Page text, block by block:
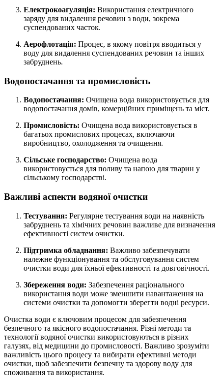
Електрокоагуляція: Використання електричного
заряду для видалення речовин з води, зокрема
суспендованих часток.
Аерофлотація: Процес, в якому повітря вводиться у
воду для видалення суспендованих речовин та інших
забруднень.
Водопостачання та промисловість
Водопостачання: Очищена вода використовується для
водопостачання домів, комерційних приміщень та міст.
Промисловість: Очищена вода використовується в
багатьох промислових процесах, включаючи
виробництво, охолодження та очищення.
Сільське господарство: Очищена вода
використовується для поливу та напою для тварин у
сільському господарстві.
Важливі аспекти водяної очистки
Тестування: Регулярне тестування води на наявність
забруднень та хімічних речовин важливе для визначення
ефективності систем очистки.
Підтримка обладнання: Важливо забезпечувати
належне функціонування та обслуговування систем
очистки води для їхньої ефективності та довговічності.
Збереження води: Забезпечення раціонального
використання води може зменшити навантаження на
системи очистки та допомогти зберегти водні ресурси.
Очистка води є ключовим процесом для забезпечення
безпечного та якісного водопостачання. Різні методи та
технології водяної очистки використовуються в різних
галузях, від медицини до промисловості. Важливо зрозуміти
важливість цього процесу та вибирати ефективні методи
очистки, щоб забезпечити безпечну та здорову воду для
споживання та використання.